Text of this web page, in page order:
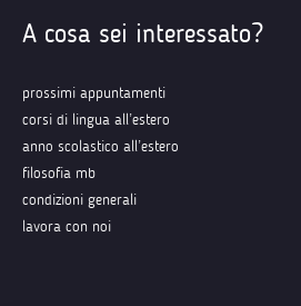
A cosa sei interessato?
prossimi appuntamenti
corsi di lingua all’estero
anno scolastico all’estero
filosofia mb
condizioni generali
lavora con noi